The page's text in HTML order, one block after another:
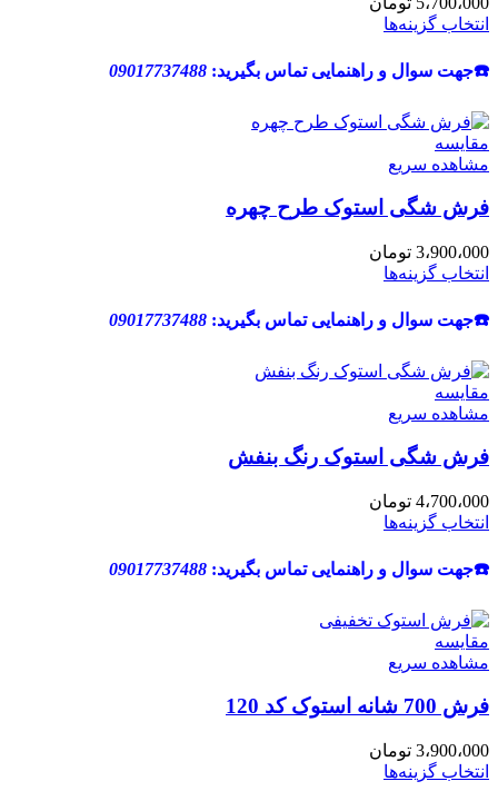
انتخاب گزینه‌ها
☎️جهت سوال و راهنمایی تماس بگیرید: 09017737488
مقایسه
مشاهده سریع
فرش شگی استوک طرح چهره
3،900،000 تومان
انتخاب گزینه‌ها
☎️جهت سوال و راهنمایی تماس بگیرید: 09017737488
مقایسه
مشاهده سریع
فرش شگی استوک رنگ بنفش
4،700،000 تومان
انتخاب گزینه‌ها
☎️جهت سوال و راهنمایی تماس بگیرید: 09017737488
مقایسه
مشاهده سریع
فرش 700 شانه استوک کد 120
3،900،000 تومان
انتخاب گزینه‌ها